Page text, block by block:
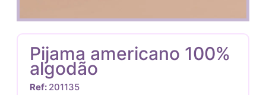
Pijama americano 100%
algodão
Ref: 201135